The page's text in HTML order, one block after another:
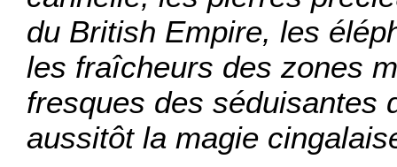
du British Empire, les
les fraîcheurs des zones
fresques des séduisantes
aussitôt la magie